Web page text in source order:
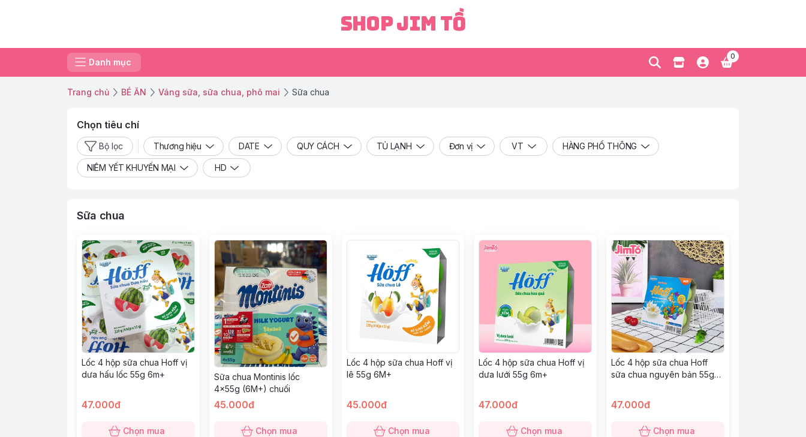
Shop Jim Tồ
Danh mục
0
Trang chủ BÉ ĂN Váng sữa, sữa chua, phô mai Sữa chua
Chọn tiêu chí
Bộ lọc Thương hiệu DATE QUY CÁCH TỦ LẠNH Đơn vị VT HÀNG PHỔ THÔNG
NIÊM YẾT KHUYẾN MẠI HD
Sữa chua
Lốc 4 hộp sữa chua Hoff vị
dưa hấu lốc 55g 6m+
47.000đ
Chọn mua
Sữa chua Montinis lốc
4x55g (6M+) chuối
45.000đ
Chọn mua
Lốc 4 hộp sữa chua Hoff vị
lê 55g 6M+
45.000đ
Chọn mua
Lốc 4 hộp sữa chua Hoff vị
dưa lưới 55g 6m+
47.000đ
Chọn mua
Lốc 4 hộp sữa chua Hoff
sữa chua nguyên bản 55g
47.000đ
Chọn mua